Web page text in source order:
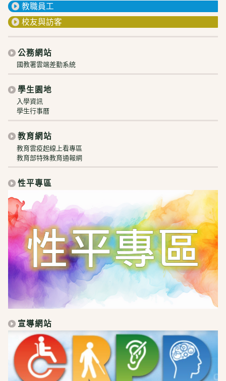
教職員工
校友與訪客
公務網站
國教署雲端差勤系統
學生園地
入學資訊
學生行事曆
教育網站
教育雲疫起線上看專區
教育部特殊教育通報網
性平專區
宣導網站